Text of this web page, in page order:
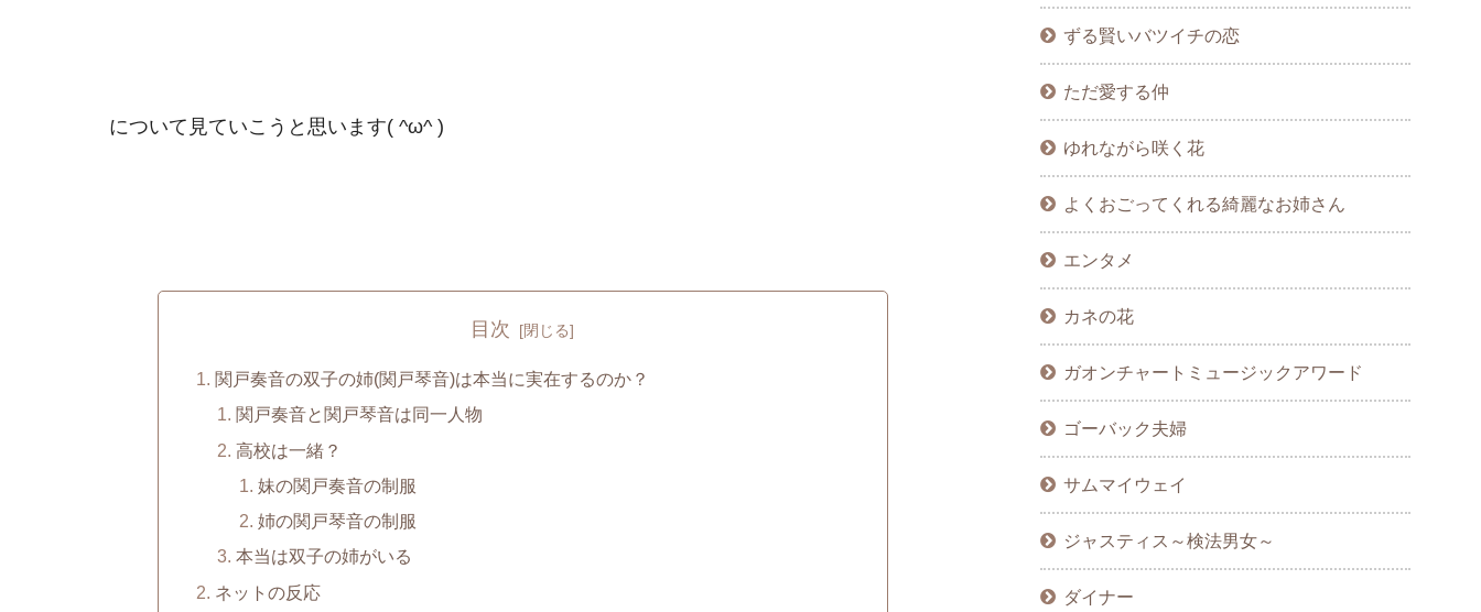
について見ていこうと思います( ^ω^ )
目次
関戸奏音の双子の姉(関戸琴音)は本当に実在するのか？
関戸奏音と関戸琴音は同一人物
高校は一緒？
妹の関戸奏音の制服
姉の関戸琴音の制服
本当は双子の姉がいる
ネットの反応
ずる賢いバツイチの恋
ただ愛する仲
ゆれながら咲く花
よくおごってくれる綺麗なお姉さん
エンタメ
カネの花
ガオンチャートミュージックアワード
ゴーバック夫婦
サムマイウェイ
ジャスティス～検法男女～
ダイナー